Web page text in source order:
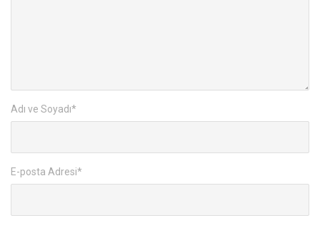
Adı ve Soyadı*
E-posta Adresi*